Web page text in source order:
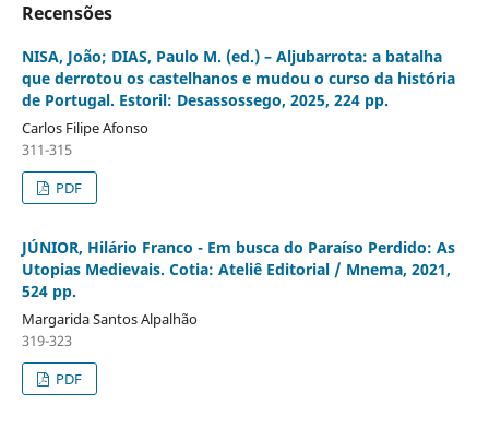
Recensões
NISA, João; DIAS, Paulo M. (ed.) – Aljubarrota: a batalha
que derrotou os castelhanos e mudou o curso da história
de Portugal. Estoril: Desassossego, 2025, 224 pp.
Carlos Filipe Afonso
311-315
PDF
JÚNIOR, Hilário Franco - Em busca do Paraíso Perdido: As
Utopias Medievais. Cotia: Ateliê Editorial / Mnema, 2021,
524 pp.
Margarida Santos Alpalhão
319-323
PDF